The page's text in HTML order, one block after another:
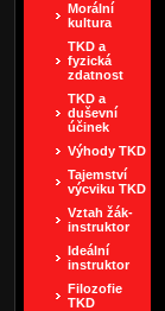
Morální
kultura
TKD a
fyzická
zdatnost
TKD a
duševní
účinek
Výhody TKD
Tajemství
výcviku TKD
Vztah žák-
instruktor
Ideální
instruktor
Filozofie
TKD